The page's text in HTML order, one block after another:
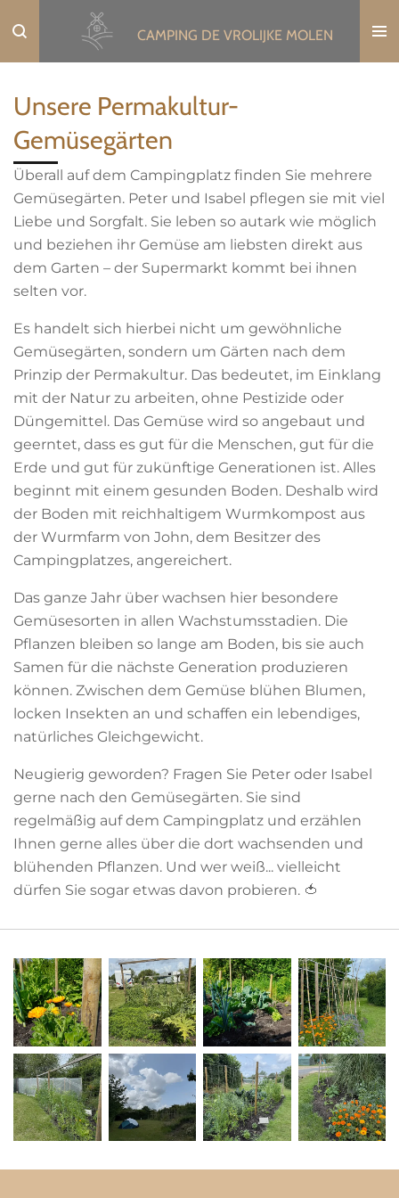
direct
naar
hoofdinhoud
CAMPING DE VROLIJKE MOLEN
Unsere Permakultur-
Gemüsegärten
Überall auf dem Campingplatz finden Sie mehrere
Gemüsegärten. Peter und Isabel pflegen sie mit viel
Liebe und Sorgfalt. Sie leben so autark wie möglich
und beziehen ihr Gemüse am liebsten direkt aus
dem Garten – der Supermarkt kommt bei ihnen
selten vor.
Es handelt sich hierbei nicht um gewöhnliche
Gemüsegärten, sondern um Gärten nach dem
Prinzip der Permakultur. Das bedeutet, im Einklang
mit der Natur zu arbeiten, ohne Pestizide oder
Düngemittel. Das Gemüse wird so angebaut und
geerntet, dass es gut für die Menschen, gut für die
Erde und gut für zukünftige Generationen ist. Alles
beginnt mit einem gesunden Boden. Deshalb wird
der Boden mit reichhaltigem Wurmkompost aus
der Wurmfarm von John, dem Besitzer des
Campingplatzes, angereichert.
Das ganze Jahr über wachsen hier besondere
Gemüsesorten in allen Wachstumsstadien. Die
Pflanzen bleiben so lange am Boden, bis sie auch
Samen für die nächste Generation produzieren
können. Zwischen dem Gemüse blühen Blumen,
locken Insekten an und schaffen ein lebendiges,
natürliches Gleichgewicht.
Neugierig geworden? Fragen Sie Peter oder Isabel
gerne nach den Gemüsegärten. Sie sind
regelmäßig auf dem Campingplatz und erzählen
Ihnen gerne alles über die dort wachsenden und
blühenden Pflanzen. Und wer weiß... vielleicht
dürfen Sie sogar etwas davon probieren. 🍅